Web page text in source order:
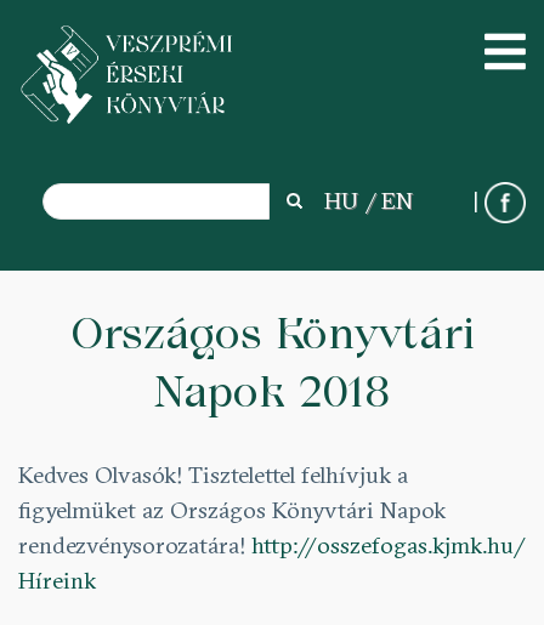
Search
Search HU EN
Országos Könyvtári
Napok 2018
Kedves Olvasók! Tisztelettel felhívjuk a
figyelmüket az Országos Könyvtári Napok
rendezvénysorozatára! http://osszefogas.kjmk.hu/
Híreink